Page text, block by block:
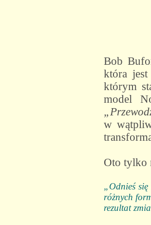
Bob
która jest
którym
model
w
Oto tylko
„Odnieś
różnych
rezultat